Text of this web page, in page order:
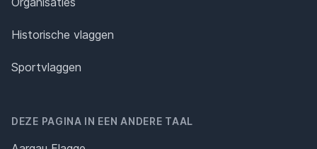
Historische vlaggen
Sportvlaggen
DEZE PAGINA IN EEN ANDERE TAAL